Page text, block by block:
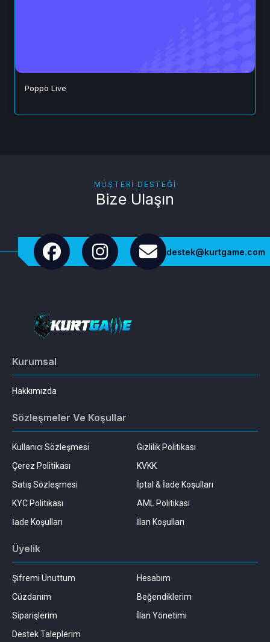
Poppo Live
MÜŞTERI DESTEĞI
Bize Ulaşın
destek@kurtgame.com
Kurumsal
Hakkımızda
Sözleşmeler Ve Koşullar
Kullanıcı Sözleşmesi
Gizlilik Politikası
Çerez Politikası
KVKK
Satış Sözleşmesi
İptal & İade Koşulları
KYC Politikası
AML Politikası
İade Koşulları
İlan Koşulları
Üyelik
Şifremi Unuttum
Hesabım
Cüzdanım
Beğendiklerim
Siparişlerim
İlan Yönetimi
Destek Taleplerim